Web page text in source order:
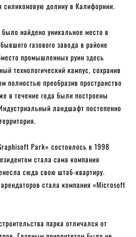
силиконовую долину в Калифорнии.
найдено уникальное место в
газового завода в районе
промышленных руин здесь
технологический кампус, сохранив
полностью преобразив пространство
в течение года были построены
ландшафт постепенно
Park» состоялось в 1998
стала сама компания
сюда свою штаб-квартиру.
стала компания «Microsoft
парка отличался от